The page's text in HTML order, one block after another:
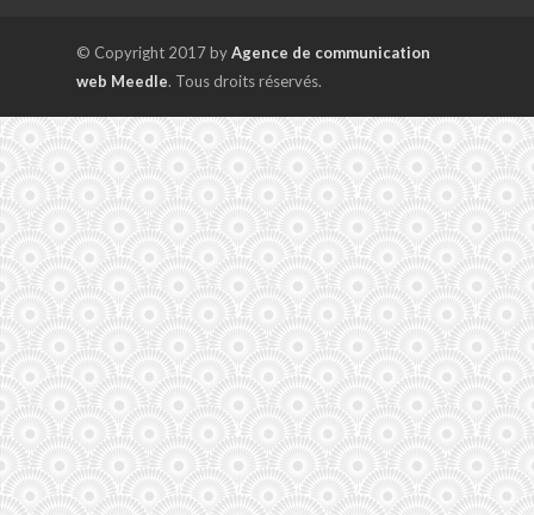
© Copyright 2017 byAgence de communication
web Meedle. Tous droits réservés.